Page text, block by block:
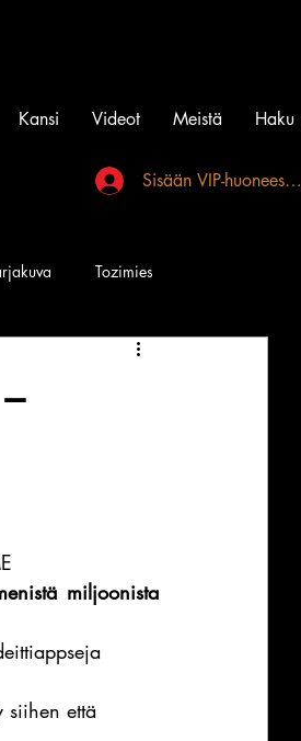
Kansi Videot Meistä Haku
Sisään VIP-huoneeseen
Tozimies
Instagramin Beibit
miljoonista
siihen että